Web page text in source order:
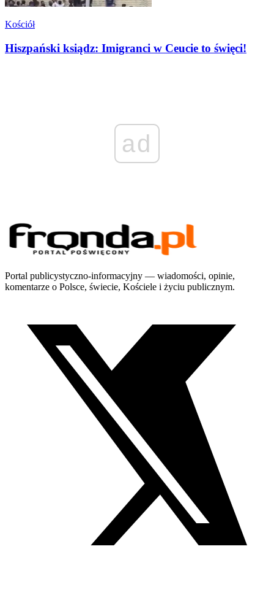
Kościół
Hiszpański ksiądz: Imigranci w Ceucie to święci!
ad
Portal publicystyczno-informacyjny — wiadomości, opinie,
komentarze o Polsce, świecie, Kościele i życiu publicznym.